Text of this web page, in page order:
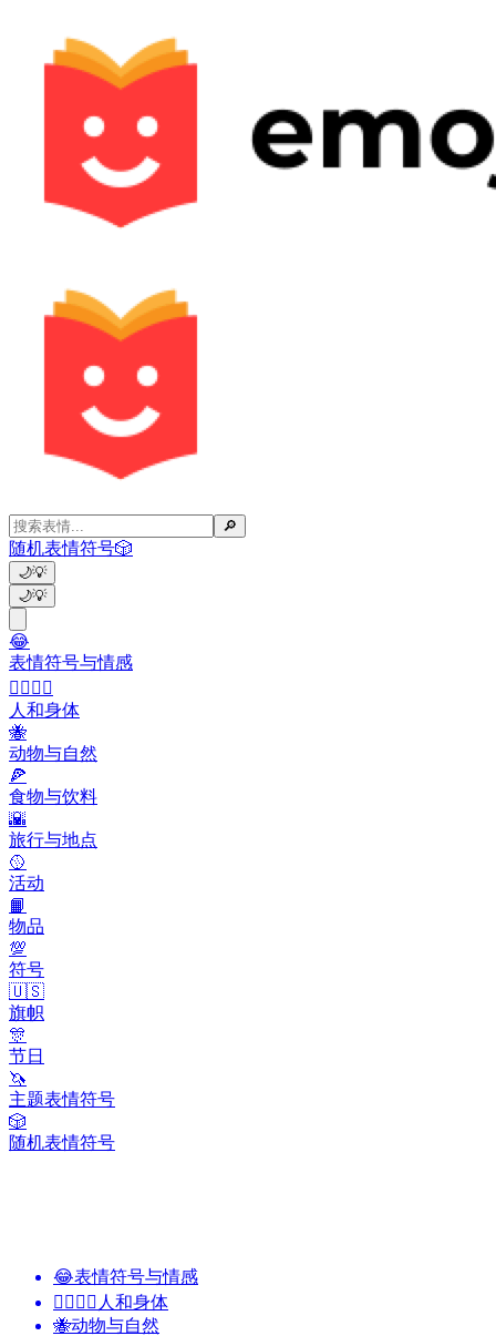
🔎
随机表情符号🎲
🌙💡
🌙💡
😂
表情符号与情感
👩‍❤️‍💋‍👨
人和身体
🐝
动物与自然
🍕
食物与饮料
🌇
旅行与地点
🥎
活动
📙
物品
💯
符号
🇺🇸
旗帜
🎊
节日
🦄
主题表情符号
🎲
随机表情符号
😂表情符号与情感
👩‍❤️‍💋‍👨 人和身体
🐝动物与自然